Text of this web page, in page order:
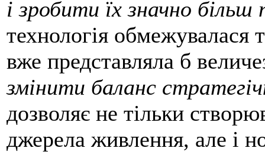
і зробити їх значно
технологія обмежувалася
вже представляла б
змінити баланс
дозволяє не тільки
джерела живлення, але і